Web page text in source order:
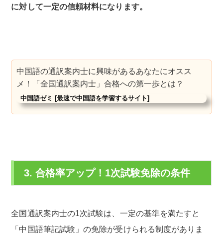
に対して一定の信頼材料になります。
中国語の通訳案内士に興味があるあなたにオスス
メ！「全国通訳案内士」合格への第一歩とは？
中国語ゼミ [最速で中国語を学習するサイト]
3. 合格率アップ！1次試験免除の条件
全国通訳案内士の1次試験は、一定の基準を満たすと
「中国語筆記試験」の免除が受けられる制度がありま